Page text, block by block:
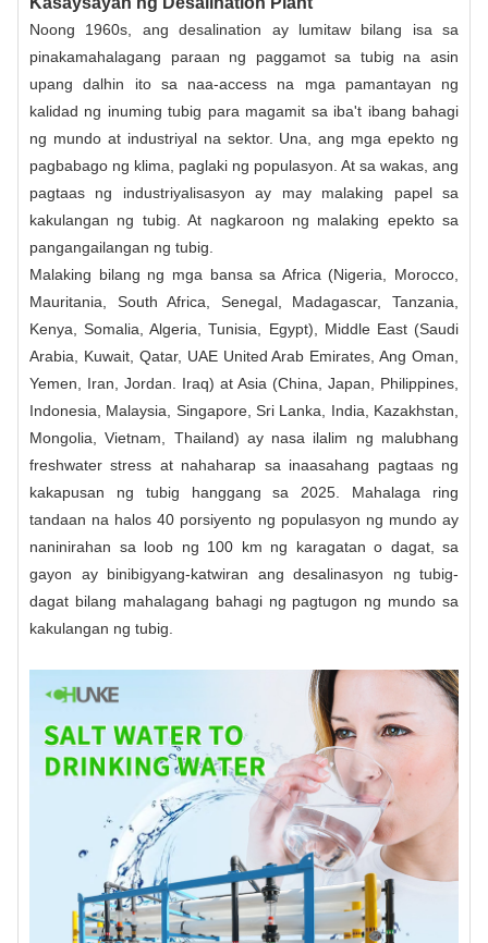
Noong 1960s, ang desalination ay lumitaw bilang isa sa
pinakamahalagang paraan ng paggamot sa tubig na asin
upang dalhin ito sa naa-access na mga pamantayan ng
kalidad ng inuming tubig para magamit sa iba't ibang bahagi
ng mundo at industriyal na sektor. Una, ang mga epekto ng
pagbabago ng klima, paglaki ng populasyon. At sa wakas, ang
pagtaas ng industriyalisasyon ay may malaking papel sa
kakulangan ng tubig. At nagkaroon ng malaking epekto sa
pangangailangan ng tubig.
Malaking bilang ng mga bansa sa Africa (Nigeria, Morocco,
Mauritania, South Africa, Senegal, Madagascar, Tanzania,
Kenya, Somalia, Algeria, Tunisia, Egypt), Middle East (Saudi
Arabia, Kuwait, Qatar, UAE United Arab Emirates, Ang Oman,
Yemen, Iran, Jordan. Iraq) at Asia (China, Japan, Philippines,
Indonesia, Malaysia, Singapore, Sri Lanka, India, Kazakhstan,
Mongolia, Vietnam, Thailand) ay nasa ilalim ng malubhang
freshwater stress at nahaharap sa inaasahang pagtaas ng
kakapusan ng tubig hanggang sa 2025. Mahalaga ring
tandaan na halos 40 porsiyento ng populasyon ng mundo ay
naninirahan sa loob ng 100 km ng karagatan o dagat, sa
gayon ay binibigyang-katwiran ang desalinasyon ng tubig-
dagat bilang mahalagang bahagi ng pagtugon ng mundo sa
kakulangan ng tubig.